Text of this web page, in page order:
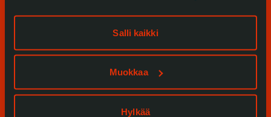
Salli kaikki
Muokkaa
Hylkää
Palvelumme
Serlachius Residenssi
SERLACHIUS+